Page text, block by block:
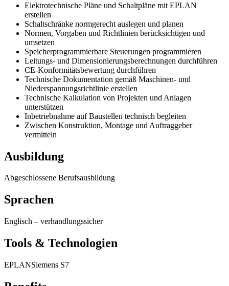
Elektrotechnische Pläne und Schaltpläne mit EPLAN
erstellen
Schaltschränke normgerecht auslegen und planen
Normen, Vorgaben und Richtlinien berücksichtigen und
umsetzen
Speicherprogrammierbare Steuerungen programmieren
Leitungs- und Dimensionierungsberechnungen durchführen
CE-Konformitätsbewertung durchführen
Technische Dokumentation gemäß Maschinen- und
Niederspannungsrichtlinie erstellen
Technische Kalkulation von Projekten und Anlagen
unterstützen
Inbetriebnahme auf Baustellen technisch begleiten
Zwischen Konstruktion, Montage und Auftraggeber
vermitteln
Ausbildung
Abgeschlossene Berufsausbildung
Sprachen
Englisch – verhandlungssicher
Tools & Technologien
EPLANSiemens S7